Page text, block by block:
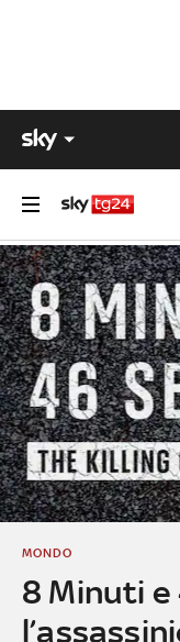
8 Minuti e
MONDO